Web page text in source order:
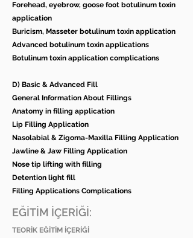
Forehead, eyebrow, goose foot botulinum toxin
application
Buricism, Masseter botulinum toxin application
Advanced botulinum toxin applications
Botulinum toxin application complications
D) Basic & Advanced Fill
General Information About Fillings
Anatomy in filling application
Lip Filling Application
Nasolabial & Zigoma-Maxilla Filling Application
Jawline & Jaw Filling Application
Nose tip lifting with filling
Detention light fill
Filling Applications Complications
EĞİTİM İÇERİĞİ:
TEORİK EĞİTİM İÇERİĞİ